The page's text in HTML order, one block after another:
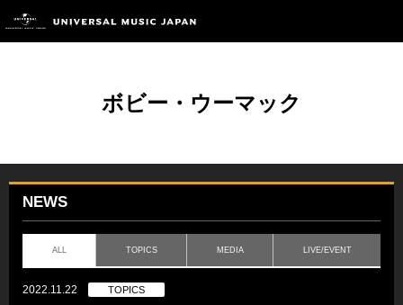
ボビー・ウーマック
NEWS
ALL TOPICS MEDIA LIVE/EVENT
2022.11.22 TOPICS